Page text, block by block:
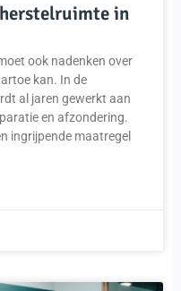
in
ook nadenken over
kan. In de
al jaren gewerkt aan
en afzondering.
ingrijpende maatregel